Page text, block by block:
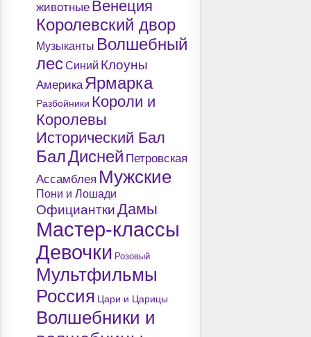
животные Венеция
Королевский двор
Музыканты Волшебный
лесСиний Клоуны
Америка Ярмарка
Разбойники Короли и
Королевы
Исторический Бал
БалДисней Петровская
Ассамблея Мужские
Пони и Лошади
ОфицианткиДамы
Мастер-классы
Девочки Розовый
Мультфильмы
Россия Цари и Царицы
Волшебники и